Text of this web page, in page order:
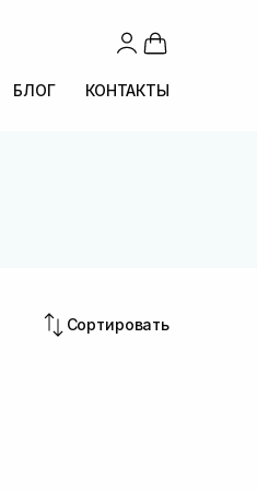
БЛОГ КОНТАКТЫ
Сортировать